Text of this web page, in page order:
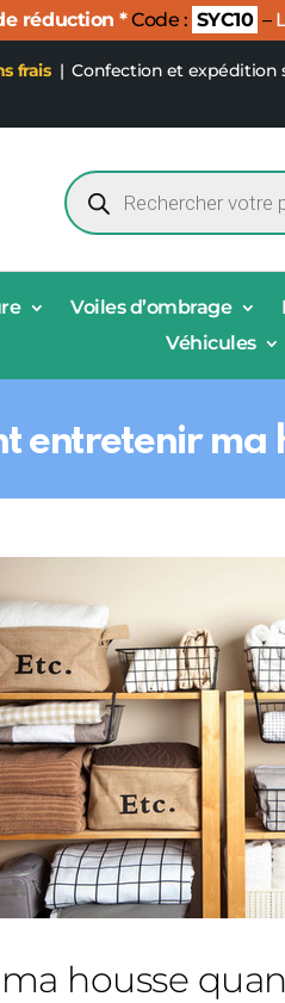
réduction *Code : SYC10 –
frais|Confection et expédition
Recherche
de
produits
Voiles d’ombrage
Véhicules
entretenir ma
housse